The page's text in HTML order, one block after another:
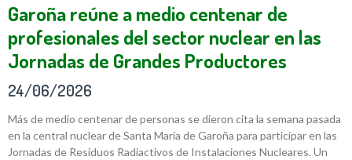
Garoña reúne a medio centenar de
profesionales del sector nuclear en las
Jornadas de Grandes Productores
24/06/2026
Más de medio centenar de personas se dieron cita la semana pasada
en la central nuclear de Santa María de Garoña para participar en las
Jornadas de Residuos Radiactivos de Instalaciones Nucleares. Un